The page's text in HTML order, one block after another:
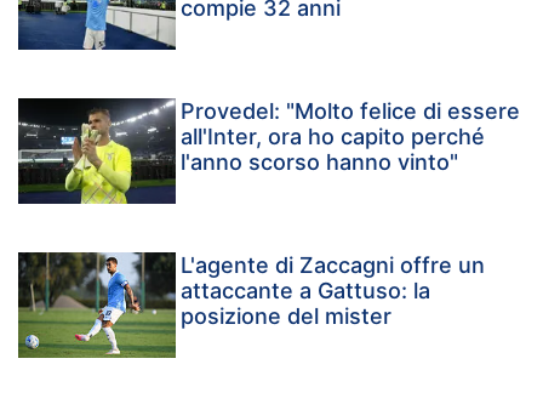
compie 32 anni
Provedel: "Molto felice di essere
all'Inter, ora ho capito perché
l'anno scorso hanno vinto"
L'agente di Zaccagni offre un
attaccante a Gattuso: la
posizione del mister